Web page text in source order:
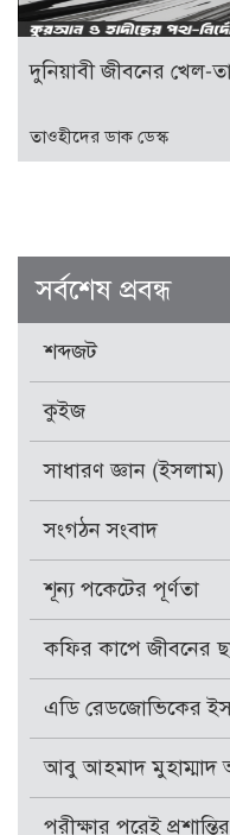
দুনিয়াবী জীবনের খেল-
তাওহীদের ডাক ডেস্ক
সর্বশেষ প্রবন্ধ
শব্দজট
কুইজ
সাধারণ জ্ঞান (ইসলাম)
সংগঠন সংবাদ
শূন্য পকেটের পূর্ণতা
কফির কাপে জীবনের
এডি রেডজোভিকের
আবু আহমাদ মুহাম্মাদ
পরীক্ষার পরেই